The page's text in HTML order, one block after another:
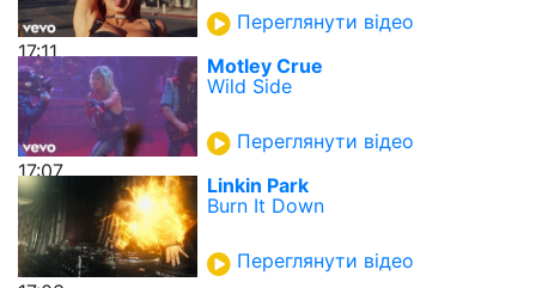
17:11
Переглянути відео
17:07
Motley Crue
Wild Side
Переглянути відео
Linkin Park
Burn It Down
Переглянути відео